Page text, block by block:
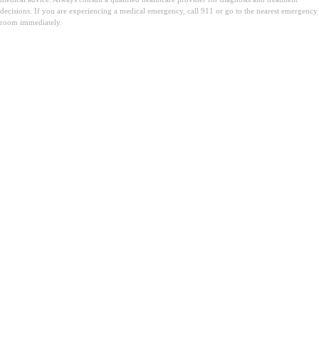
decisions. If you are experiencing a medical emergency, call 911 or go to the nearest emergency
room immediately.